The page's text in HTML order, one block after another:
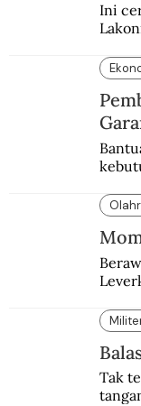
Ini
Tak